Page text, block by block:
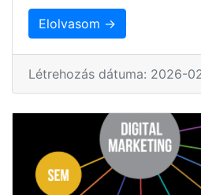
Elolvasom →
Létrehozás dátuma: 2026-